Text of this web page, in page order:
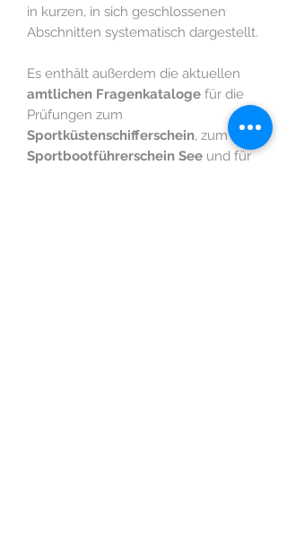
in kurzen, in sich geschlossenen
Abschnitten systematisch dargestellt.
Es enthält außerdem die aktuellen
amtlichen Fragenkataloge für die
Prüfungen zum
Sportküstenschifferschein, zum
Sportbootführerschein See und für